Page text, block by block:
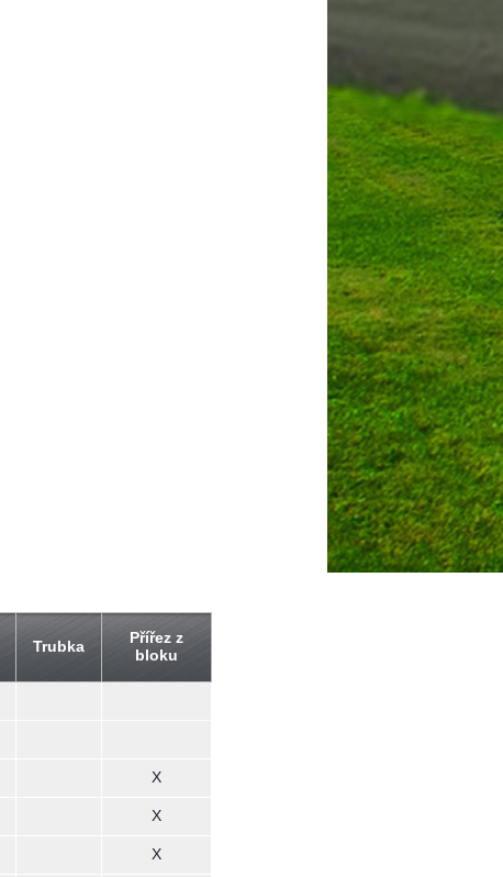
Trubka
Přířez z
bloku
X
X
X